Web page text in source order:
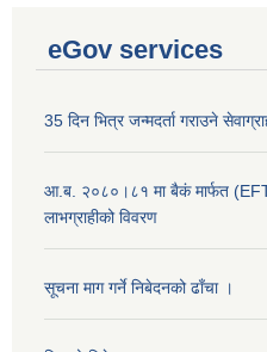
eGov services
35 दिन भित्र जन्मदर्ता गराउने
आ.ब. २०८०।८१ मा बैकं मार्फत (EFT)
लाभग्राहीको विवरण
सूचना माग गर्ने निबेदनको ढाँचा ।